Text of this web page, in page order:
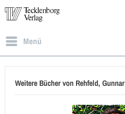
Menü
Weitere Bücher von Rehfeld, Gunnar